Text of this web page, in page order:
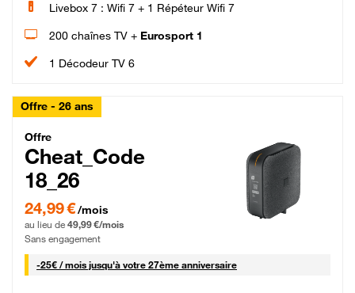
Livebox 7 : Wifi 7 + 1 Répéteur Wifi 7
200 chaînes TV + Eurosport 1
1 Décodeur TV 6
Offre - 26 ans
Cheat_Code Fibre_18_26
Offre
Cheat_Code
18_26
24,99 € par mois pendant 0 mois puis 49,99 € par mois, Sans engagement
24,99 €/mois
au lieu de 49,99 €/mois
Sans engagement
-25€ / mois25 € par mois
jusqu'à votre 27ème anniversaire